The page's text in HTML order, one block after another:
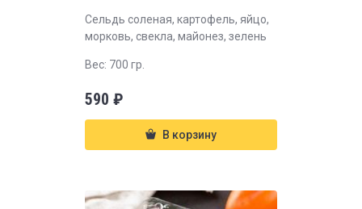
Сельдь соленая, картофель, яйцо,
морковь, свекла, майонез, зелень
Вес: 700 гр.
590 ₽
В корзину